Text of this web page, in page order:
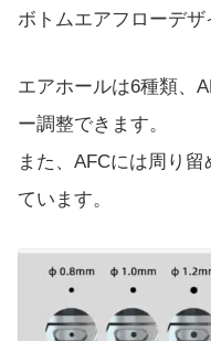
ボトムエアフローデザ
エアホールは6種類、
ー調整できます。
また、AFCには周り
ています。